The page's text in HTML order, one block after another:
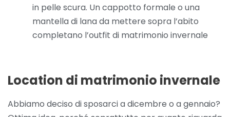
in pelle scura. Un cappotto formale o una
mantella di lana da mettere sopra l’abito
completano l’outfit di matrimonio invernale
Location di matrimonio invernale
Abbiamo deciso di sposarci a dicembre o a gennaio?